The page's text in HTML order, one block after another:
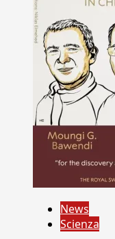
News
Scienza